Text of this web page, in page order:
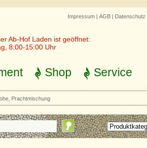
Impressum | AGB | Datenschutz
Ab-Hof Laden ist geöffnet:
8:00-15:00 Uhr
Shop Service
Prachtmischung